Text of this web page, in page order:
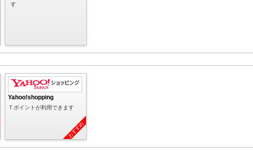
す
Yahoo!shopping
Ｔポイントが利用できます
おすすめ